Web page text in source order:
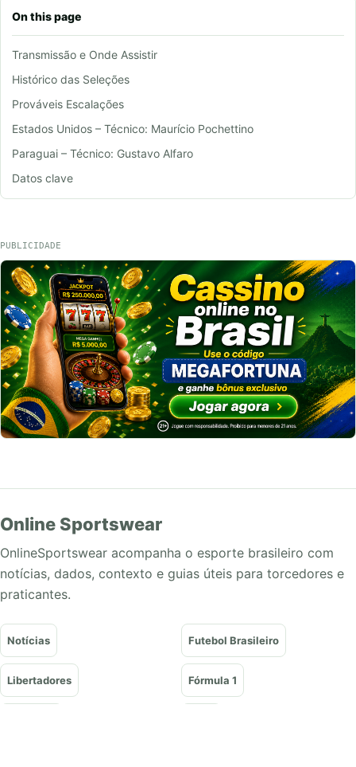
On this page
Transmissão e Onde Assistir
Histórico das Seleções
Prováveis Escalações
Estados Unidos – Técnico: Maurício Pochettino
Paraguai – Técnico: Gustavo Alfaro
Datos clave
PUBLICIDADE
Online Sportswear
OnlineSportswear acompanha o esporte brasileiro com
notícias, dados, contexto e guias úteis para torcedores e
praticantes.
Notícias Futebol Brasileiro
Libertadores Fórmula 1